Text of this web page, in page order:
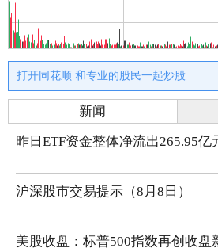
打开同花顺 和专业的股民一起炒股
新闻
昨日ETF资金整体净流出265.95亿
沪深股市交易提示（8月8日）
美股收盘：标普500指数再创收盘